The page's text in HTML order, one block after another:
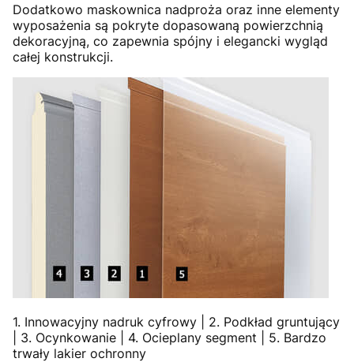
Dodatkowo maskownica nadproża oraz inne elementy
wyposażenia są pokryte dopasowaną powierzchnią
dekoracyjną, co zapewnia spójny i elegancki wygląd
całej konstrukcji.
1. Innowacyjny nadruk cyfrowy | 2. Podkład gruntujący
| 3. Ocynkowanie | 4. Ocieplany segment | 5. Bardzo
trwały lakier ochronny